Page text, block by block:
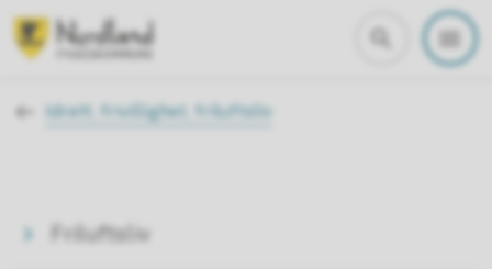
Du er her:
Idrett, frivillighet, friluftsliv
Friluftsliv